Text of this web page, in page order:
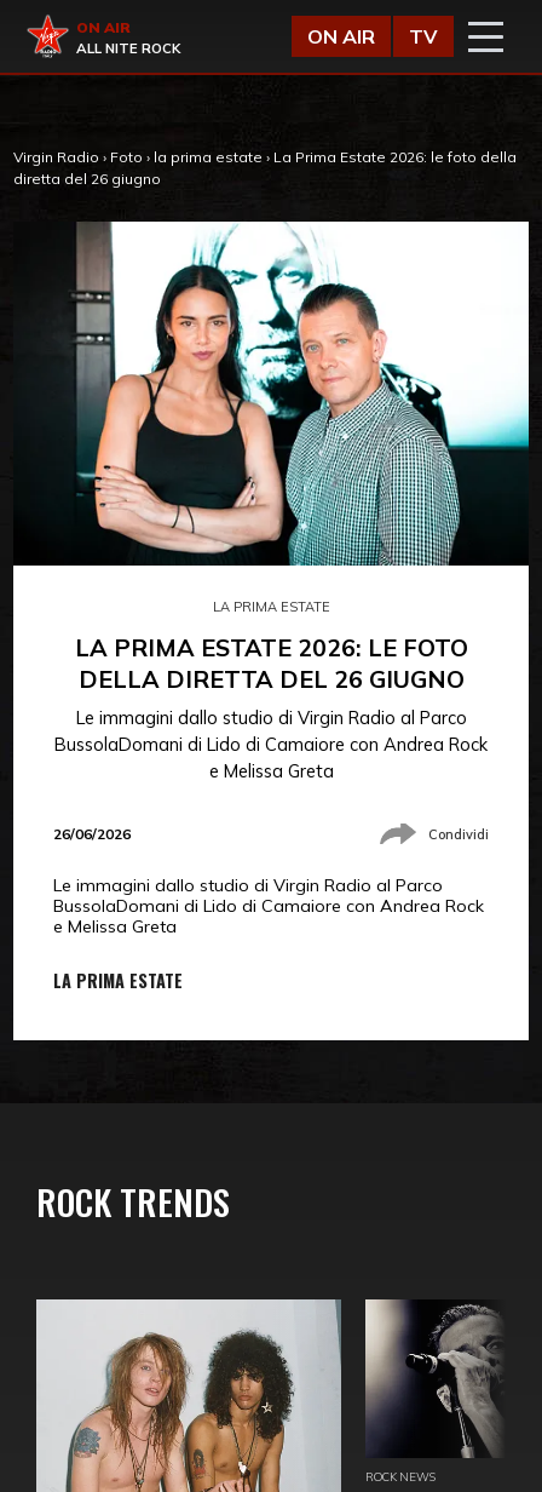
Virgin Radio
ON AIR
ALL NITE ROCK
ON AIR TV
Virgin Radio › Foto › la prima estate › La Prima Estate 2026: le foto della
diretta del 26 giugno
LA PRIMA ESTATE
LA PRIMA ESTATE 2026: LE FOTO
DELLA DIRETTA DEL 26 GIUGNO
Le immagini dallo studio di Virgin Radio al Parco
BussolaDomani di Lido di Camaiore con Andrea Rock
e Melissa Greta
26/06/2026 Condividi
Le immagini dallo studio di Virgin Radio al Parco
BussolaDomani di Lido di Camaiore con Andrea Rock
e Melissa Greta
LA PRIMA ESTATE
ROCK TRENDS
ROCK NEWS